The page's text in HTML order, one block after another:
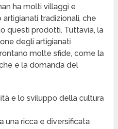
ha molti villaggi e
tradizionali, che
questi prodotti. Tuttavia, la
degli artigianati
molte sfide, come la
e la domanda del
e lo sviluppo della cultura
una ricca e diversificata